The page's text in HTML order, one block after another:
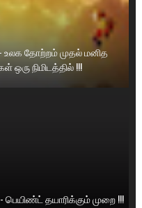
- உலக தோற்றம் முதல் மனித
ஒரு நிமிடத்தில் !!!
- பெயிண்ட் தயாரிக்கும் முறை !!!